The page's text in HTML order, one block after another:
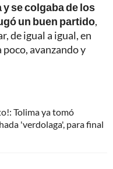
se colgaba de los
un buen partido,
de igual a igual, en
avanzando y
Tolima ya tomó
'verdolaga', para final